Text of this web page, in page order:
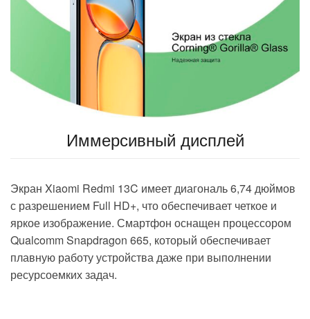
Иммерсивный дисплей
Экран Xiaomi Redmi 13C имеет диагональ 6,74 дюймов
с разрешением Full HD+, что обеспечивает четкое и
яркое изображение. Смартфон оснащен процессором
Qualcomm Snapdragon 665, который обеспечивает
плавную работу устройства даже при выполнении
ресурсоемких задач.